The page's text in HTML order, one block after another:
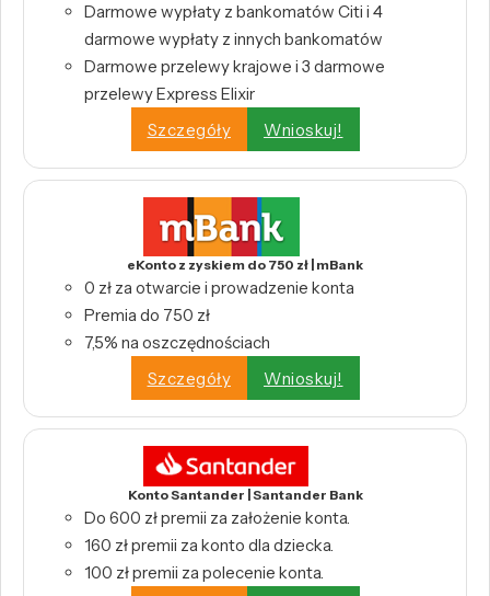
Darmowe wypłaty z bankomatów Citi i 4
darmowe wypłaty z innych bankomatów
Darmowe przelewy krajowe i 3 darmowe
przelewy Express Elixir
Szczegóły
Wnioskuj!
eKonto z zyskiem do 750 zł | mBank
0 zł za otwarcie i prowadzenie konta
Premia do 750 zł
7,5% na oszczędnościach
Szczegóły
Wnioskuj!
Konto Santander | Santander Bank
Do 600 zł premii za założenie konta.
160 zł premii za konto dla dziecka.
100 zł premii za polecenie konta.